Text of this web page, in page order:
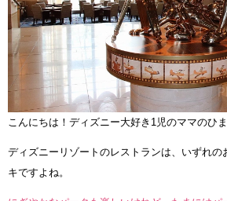
こんにちは！ディズニー大好き1児のママのひま
ディズニーリゾートのレストランは、いずれの
キですよね。